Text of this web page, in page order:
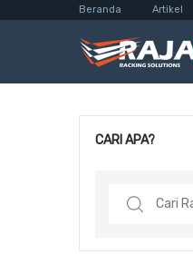
Beranda Artikel
CARI APA?
Search